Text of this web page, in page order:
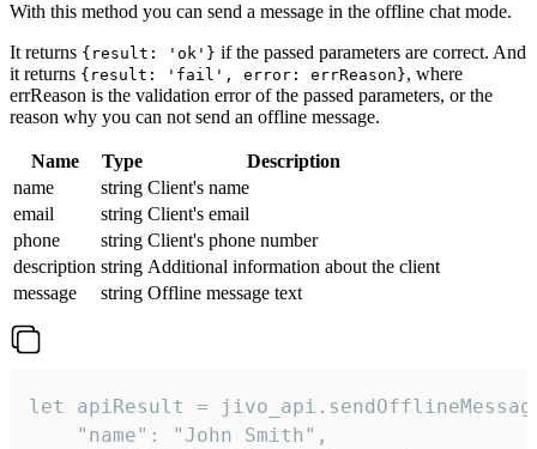
With this method you can send a message in the offline chat mode.
It returns {result: 'ok'} if the passed parameters are correct. And
it returns {result: 'fail', error: errReason}, where
errReason is the validation error of the passed parameters, or the
reason why you can not send an offline message.
Name Type
Description
name
string Client's name
email
string Client's email
phone
string Client's phone number
description string Additional information about the client
message
string Offline message text
let apiResult =
    "name": "John Smith",